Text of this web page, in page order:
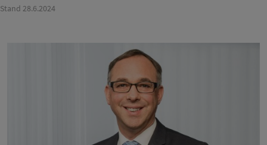
Stand 28.6.2024